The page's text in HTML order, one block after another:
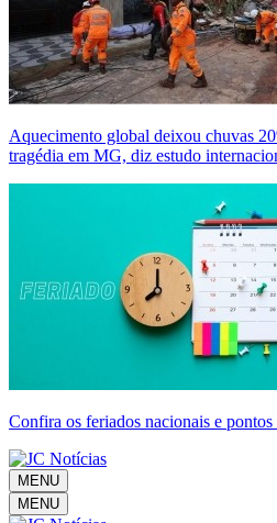
Aquecimento global deixou chuvas
tragédia em MG, diz estudo
Confira os feriados nacionais e
MENU
MENU